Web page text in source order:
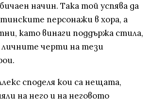
начин. Така той успява да
персонажи в хора, а
като винаги поддържа стила,
черти на тези
споделя кои са нещата,
на него и на неговото